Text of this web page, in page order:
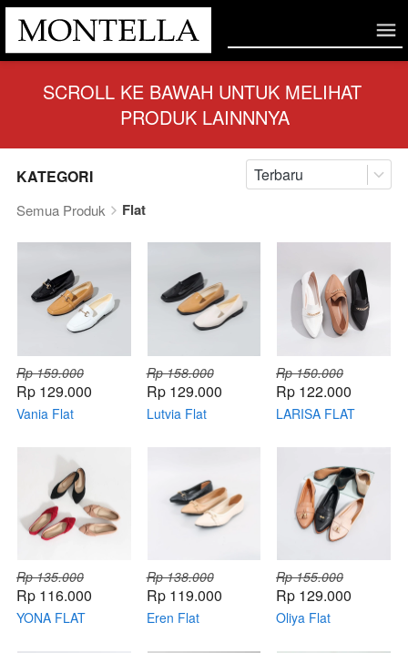
SCROLL KE BAWAH UNTUK MELIHAT
PRODUK LAINNNYA
KATEGORI Terbaru
Semua Produk Flat
Rp 159.000
Rp 129.000
Vania Flat
Rp 158.000
Rp 129.000
Lutvia Flat
Rp 150.000
Rp 122.000
LARISA FLAT
Rp 135.000
Rp 116.000
YONA FLAT
Rp 138.000
Rp 119.000
Eren Flat
Rp 155.000
Rp 129.000
Oliya Flat